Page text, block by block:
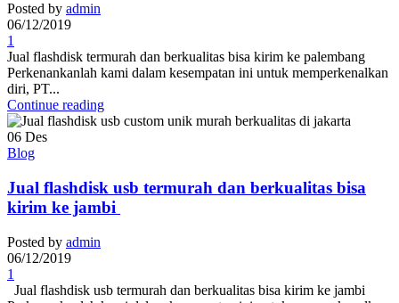
Posted by admin
06/12/2019
1
Jual flashdisk termurah dan berkualitas bisa kirim ke palembang
Perkenankanlah kami dalam kesempatan ini untuk memperkenalkan
diri, PT...
Continue reading
06 Des
Blog
Jual flashdisk usb termurah dan berkualitas bisa
kirim ke jambi
Posted by admin
06/12/2019
1
Jual flashdisk usb termurah dan berkualitas bisa kirim ke jambi